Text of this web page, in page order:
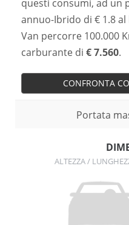
questi consumi, ad un
annuo-Ibrido di € 1.8
Van percorre 100.000
carburante di € 7.560.
CONFRONTA
Portata
ALTEZZA /